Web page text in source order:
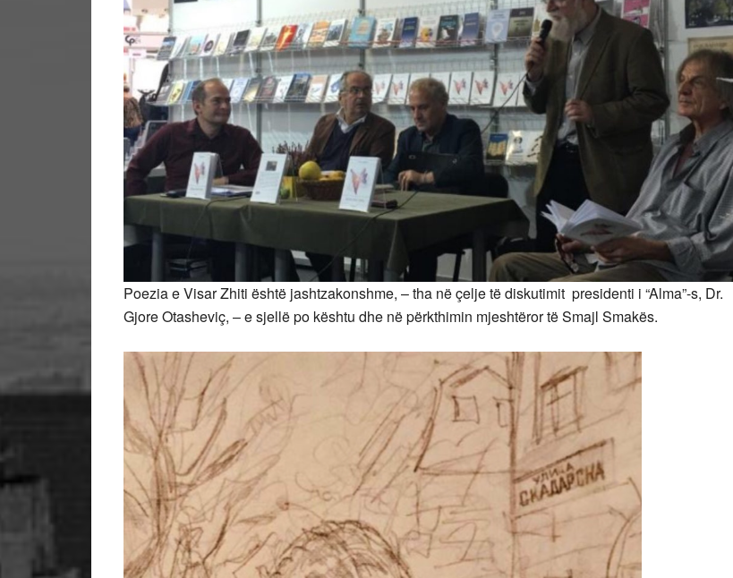
Poezia e Visar Zhiti është jashtzakonshme, – tha në çelje të diskutimit presidenti i “Alma”-s, Dr.
Gjore Otasheviç, – e sjellë po kështu dhe në përkthimin mjeshtëror të Smajl Smakës.